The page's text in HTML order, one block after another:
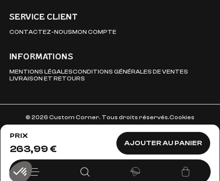
PRIX
263,99 € AJOUTER AU PANIER
SERVICE CLIENT
CONTACTEZ-NOUSMON COMPTE
INFORMATIONS
MENTIONS LÉGALESCONDITIONS GÉNÉRALES DE VENTES
LIVRAISON ET RETOURS
© 2026 Custom Corner. Tous droits réservés.Cookies